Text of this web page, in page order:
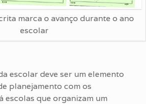
marca o avanço durante o ano
escolar
escolar deve ser um elemento
planejamento com os
escolas que organizam um